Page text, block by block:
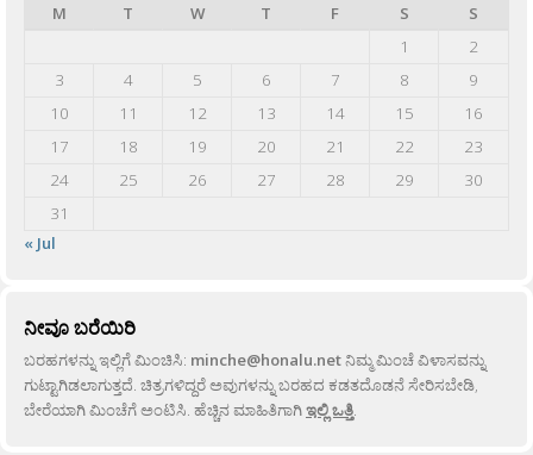
M
T W T F S
S
1
2
3
4 5 6 7 8
9
10
11 12 13 14 15
16
17
18 19 20 21 22
23
24
25 26 27 28 29
30
31
« Jul
ನೀವೂ ಬರೆಯಿರಿ
ಬರಹಗಳನ್ನು ಇಲ್ಲಿಗೆ ಮಿಂಚಿಸಿ: minche@honalu.netನಿಮ್ಮ ಮಿಂಚೆ ವಿಳಾಸವನ್ನು
ಗುಟ್ಟಾಗಿಡಲಾಗುತ್ತದೆ. ಚಿತ್ರಗಳಿದ್ದರೆ ಅವುಗಳನ್ನು ಬರಹದ ಕಡತದೊಡನೆ ಸೇರಿಸಬೇಡಿ,
ಬೇರೆಯಾಗಿ ಮಿಂಚೆಗೆ ಅಂಟಿಸಿ. ಹೆಚ್ಚಿನ ಮಾಹಿತಿಗಾಗಿಇಲ್ಲಿ ಒತ್ತಿ.